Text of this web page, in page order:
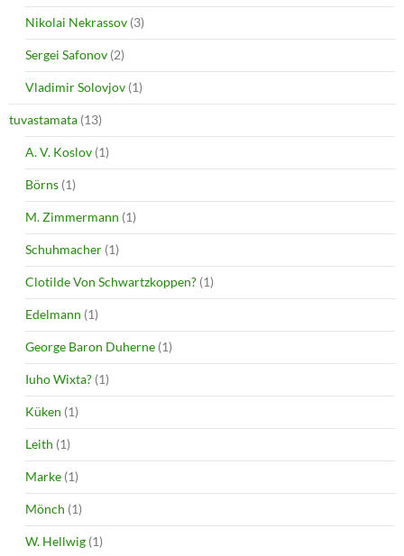
Nikolai Nekrassov (3)
Sergei Safonov (2)
Vladimir Solovjov (1)
tuvastamata (13)
A. V. Koslov (1)
Börns (1)
M. Zimmermann (1)
Schuhmacher (1)
Clotilde Von Schwartzkoppen? (1)
Edelmann (1)
George Baron Duherne (1)
Iuho Wixta? (1)
Küken (1)
Leith (1)
Marke (1)
Mönch (1)
W. Hellwig (1)